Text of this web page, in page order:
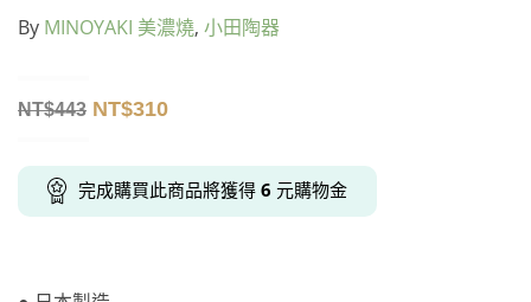
By MINOYAKI 美濃燒, 小田陶器
NT$443 NT$310
完成購買此商品將獲得 6 元購物金